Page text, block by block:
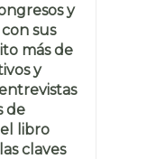
y
sus
más de
y
de
libro
claves